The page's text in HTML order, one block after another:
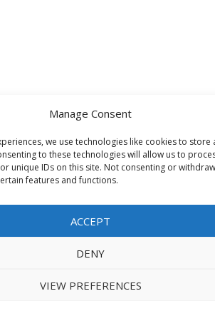
Manage Consent
we use technologies like cookies to store
to these technologies will allow us to
unique IDs on this site. Not consenting or
features and functions.
ACCEPT
DENY
VIEW PREFERENCES